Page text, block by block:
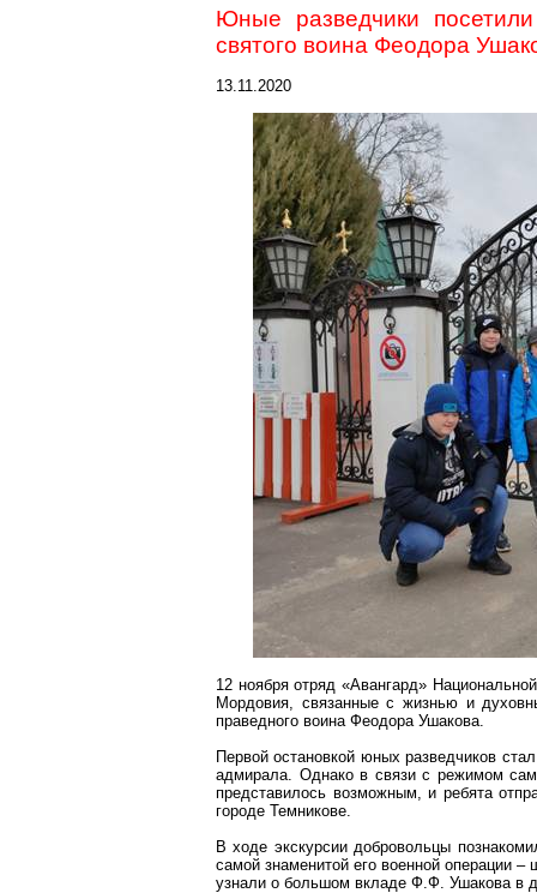
Юные разведчики
святого воина Феодора
13.11.2020
12 ноября отряд «Авангард»
Мордовия, связанные с жизнью и
праведного воина Феодора Ушакова.
Первой остановкой юных разведчиков
адмирала. Однако в связи с режимом
представилось возможным, и ребята
городе Темникове.
В ходе экскурсии добровольцы
самой знаменитой его военной операции
узнали о большом вкладе Ф.Ф. Ушакова в